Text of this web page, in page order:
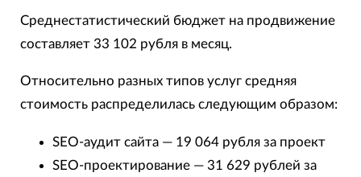
Среднестатистический бюджет на продвижение
составляет 33 102 рубля в месяц.
Относительно разных типов услуг средняя
стоимость распределилась следующим образом:
SEO-аудит сайта — 19 064 рубля за проект
SEO-проектирование — 31 629 рублей за